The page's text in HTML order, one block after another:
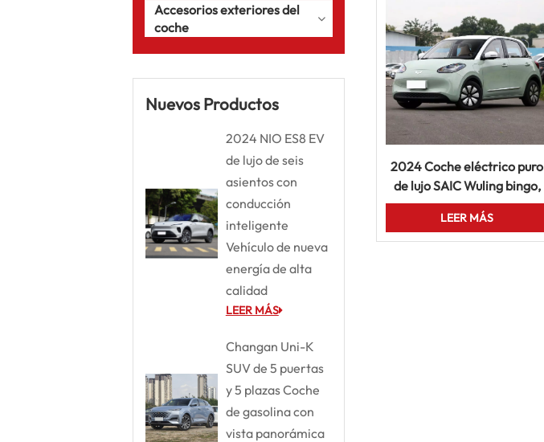
Accesorios exteriores del
coche
Nuevos Productos
2024 NIO ES8 EV
de lujo de seis
asientos con
conducción
inteligente
Vehículo de nueva
energía de alta
calidad
LEER MÁS
Changan Uni-K
SUV de 5 puertas
y 5 plazas Coche
de gasolina con
vista panorámica
2024 Coche eléctrico puro
de lujo SAIC Wuling bingo,
vehículo de nueva energía
de 620km, coche UV
automático
LEER MÁS